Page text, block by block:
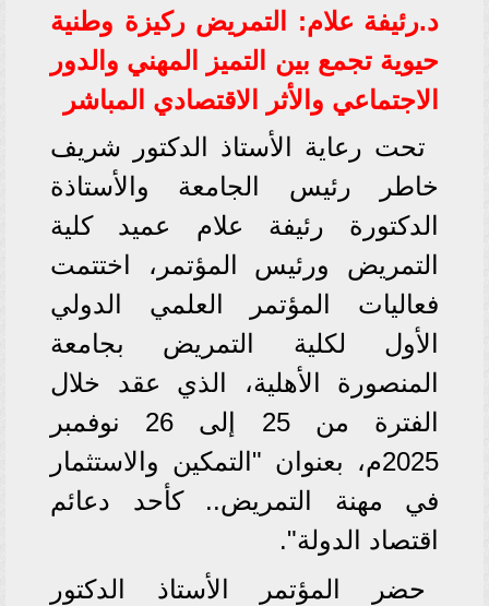
د.رئيفة علام: التمريض ركيزة وطنية
حيوية تجمع بين التميز المهني والدور
الاجتماعي والأثر الاقتصادي المباشر
تحت رعاية الأستاذ الدكتور شريف
خاطر رئيس الجامعة والأستاذة
الدكتورة رئيفة علام عميد كلية
التمريض ورئيس المؤتمر، اختتمت
فعاليات المؤتمر العلمي الدولي
الأول لكلية التمريض بجامعة
المنصورة الأهلية، الذي عقد خلال
الفترة من 25 إلى 26 نوفمبر
2025م، بعنوان "التمكين والاستثمار
في مهنة التمريض.. كأحد دعائم
اقتصاد الدولة".
حضر المؤتمر الأستاذ الدكتور